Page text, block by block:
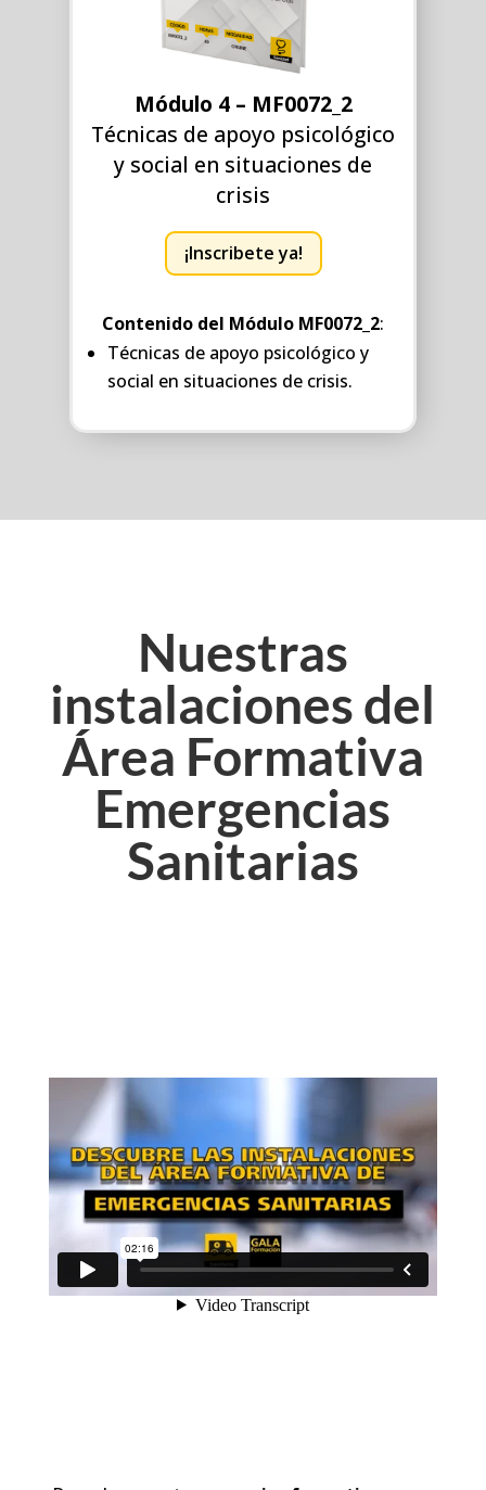
Módulo 4 – MF0072_2
Técnicas de apoyo psicológico
y social en situaciones de
crisis
¡Inscribete ya!
Contenido del Módulo MF0072_2:
Técnicas de apoyo psicológico y
social en situaciones de crisis.
Nuestras
instalaciones del
Área Formativa
Emergencias
Sanitarias